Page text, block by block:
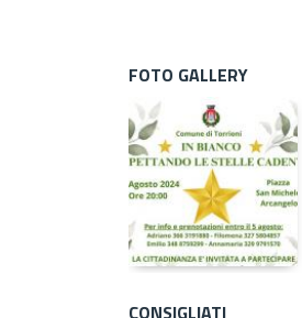
FOTO GALLERY
CONSIGLIATI